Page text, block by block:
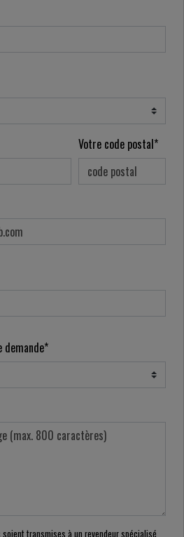
Votre code postal*
demande*
soient transmises à un revendeur spécialisé